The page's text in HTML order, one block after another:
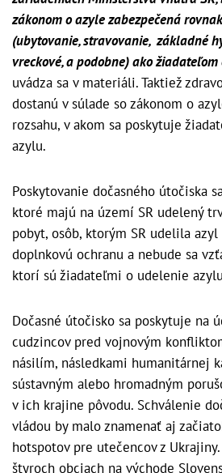
zákonom o azyle zabezpečená
(ubytovanie, stravovanie, základné
vreckové, a podobne) ako
uvádza sa v materiáli. Taktiež
dostanú v súlade so zákonom o
rozsahu, v akom sa poskytuje
azylu.
Poskytovanie dočasného útočiska
ktoré majú na území SR udelený
pobyt, osôb, ktorým SR udelila
doplnkovú ochranu a nebude sa
ktorí sú žiadateľmi o udelenie
Dočasné útočisko sa poskytuje na
cudzincov pred vojnovým
násilím, následkami humanitárnej
sústavným alebo hromadným
v ich krajine pôvodu. Schválenie
vládou by malo znamenať aj
hotspotov pre utečencov z
štyroch obciach na východe